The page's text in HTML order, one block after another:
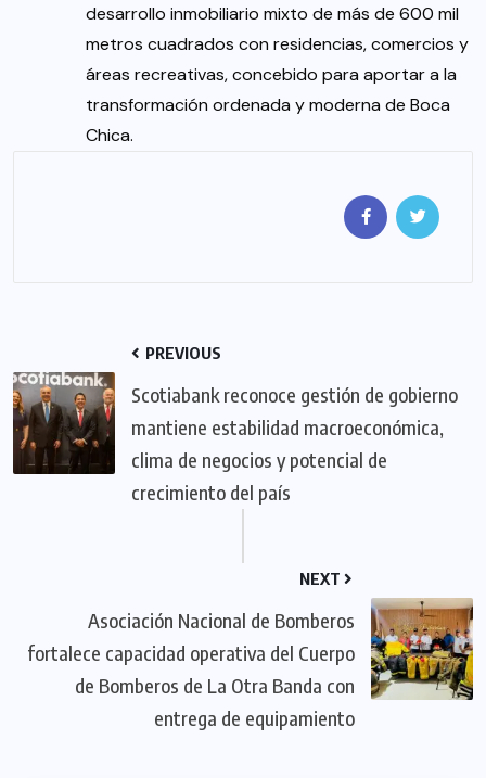
desarrollo inmobiliario mixto de más de 600 mil
metros cuadrados con residencias, comercios y
áreas recreativas, concebido para aportar a la
transformación ordenada y moderna de Boca
Chica.
PREVIOUS
Scotiabank reconoce gestión de gobierno
mantiene estabilidad macroeconómica,
clima de negocios y potencial de
crecimiento del país
NEXT
Asociación Nacional de Bomberos
fortalece capacidad operativa del Cuerpo
de Bomberos de La Otra Banda con
entrega de equipamiento